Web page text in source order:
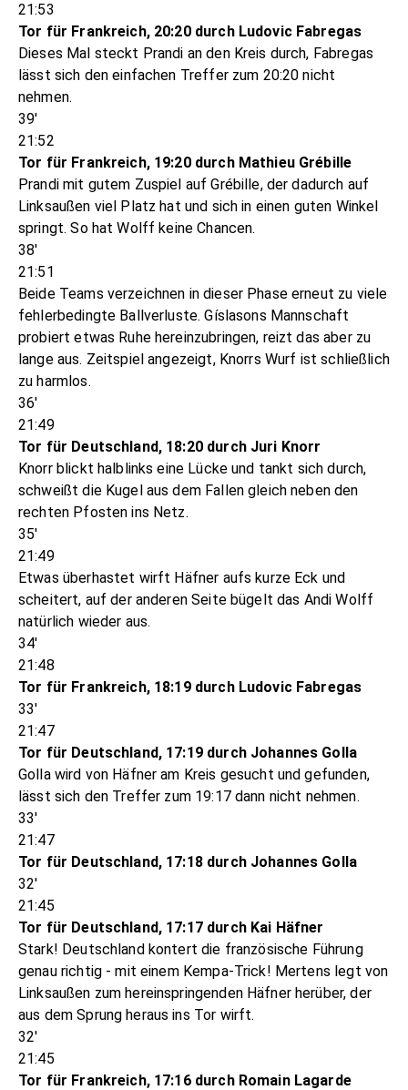
21:53
Tor für Frankreich, 20:20 durch Ludovic Fabregas
Dieses Mal steckt Prandi an den Kreis durch, Fabregas
lässt sich den einfachen Treffer zum 20:20 nicht
nehmen.
39'
21:52
Tor für Frankreich, 19:20 durch Mathieu Grébille
Prandi mit gutem Zuspiel auf Grébille, der dadurch auf
Linksaußen viel Platz hat und sich in einen guten Winkel
springt. So hat Wolff keine Chancen.
38'
21:51
Beide Teams verzeichnen in dieser Phase erneut zu viele
fehlerbedingte Ballverluste. Gíslasons Mannschaft
probiert etwas Ruhe hereinzubringen, reizt das aber zu
lange aus. Zeitspiel angezeigt, Knorrs Wurf ist schließlich
zu harmlos.
36'
21:49
Tor für Deutschland, 18:20 durch Juri Knorr
Knorr blickt halblinks eine Lücke und tankt sich durch,
schweißt die Kugel aus dem Fallen gleich neben den
rechten Pfosten ins Netz.
35'
21:49
Etwas überhastet wirft Häfner aufs kurze Eck und
scheitert, auf der anderen Seite bügelt das Andi Wolff
natürlich wieder aus.
34'
21:48
Tor für Frankreich, 18:19 durch Ludovic Fabregas
33'
21:47
Tor für Deutschland, 17:19 durch Johannes Golla
Golla wird von Häfner am Kreis gesucht und gefunden,
lässt sich den Treffer zum 19:17 dann nicht nehmen.
33'
21:47
Tor für Deutschland, 17:18 durch Johannes Golla
32'
21:45
Tor für Deutschland, 17:17 durch Kai Häfner
Stark! Deutschland kontert die französische Führung
genau richtig - mit einem Kempa-Trick! Mertens legt von
Linksaußen zum hereinspringenden Häfner herüber, der
aus dem Sprung heraus ins Tor wirft.
32'
21:45
Tor für Frankreich, 17:16 durch Romain Lagarde